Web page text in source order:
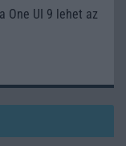
One UI 9 lehet az